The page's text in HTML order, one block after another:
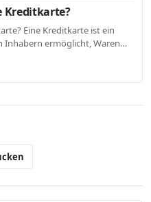
Kreditkarte?
Eine Kreditkarte ist ein
Inhabern ermöglicht, Waren…